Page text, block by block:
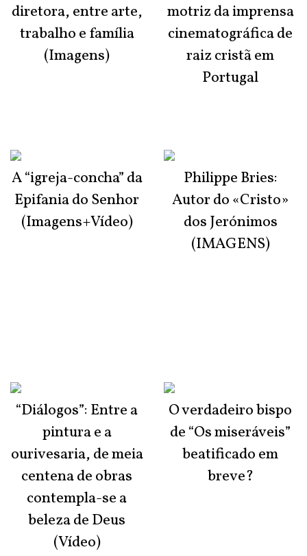
diretora, entre arte,
trabalho e família
(Imagens)
A “igreja-concha” da
Epifania do Senhor
(Imagens+Vídeo)
“Diálogos”: Entre a
pintura e a
ourivesaria, de meia
centena de obras
contempla-se a
beleza de Deus
(Vídeo)
motriz da imprensa
cinematográfica de
raiz cristã em
Portugal
Philippe Bries:
Autor do «Cristo»
dos Jerónimos
(IMAGENS)
O verdadeiro bispo
de “Os miseráveis”
beatificado em
breve?